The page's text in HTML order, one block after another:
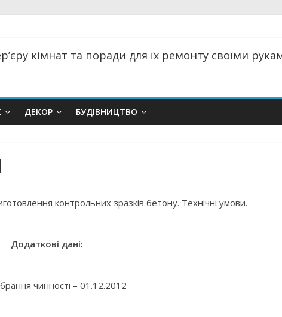
кімнат та поради для їх ремонту своїми
ДЕКОР БУДІВНИЦТВО
контрольних зразків бетону. Технічні умови.
Додаткові дані:
чинності – 01.12.2012